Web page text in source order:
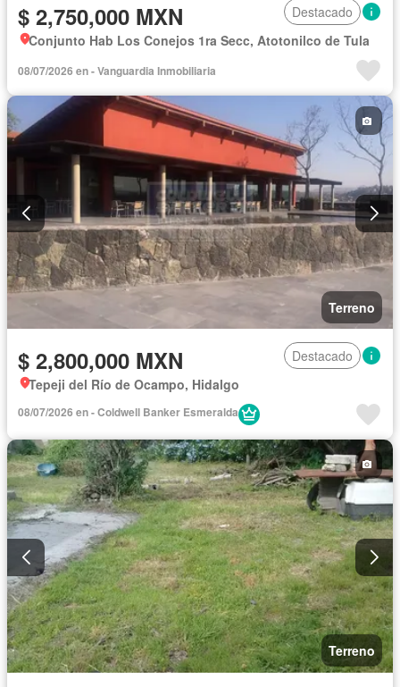
$ 2,750,000 MXN
Destacado
Conjunto Hab Los Conejos 1ra Secc, Atotonilco de Tula
08/07/2026 en - Vanguardia Inmobiliaria
Terreno
$ 2,800,000 MXN
Destacado
Tepeji del Río de Ocampo, Hidalgo
08/07/2026 en - Coldwell Banker Esmeralda
Terreno